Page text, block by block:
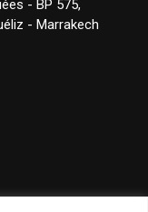
- BP 575,
- Marrakech